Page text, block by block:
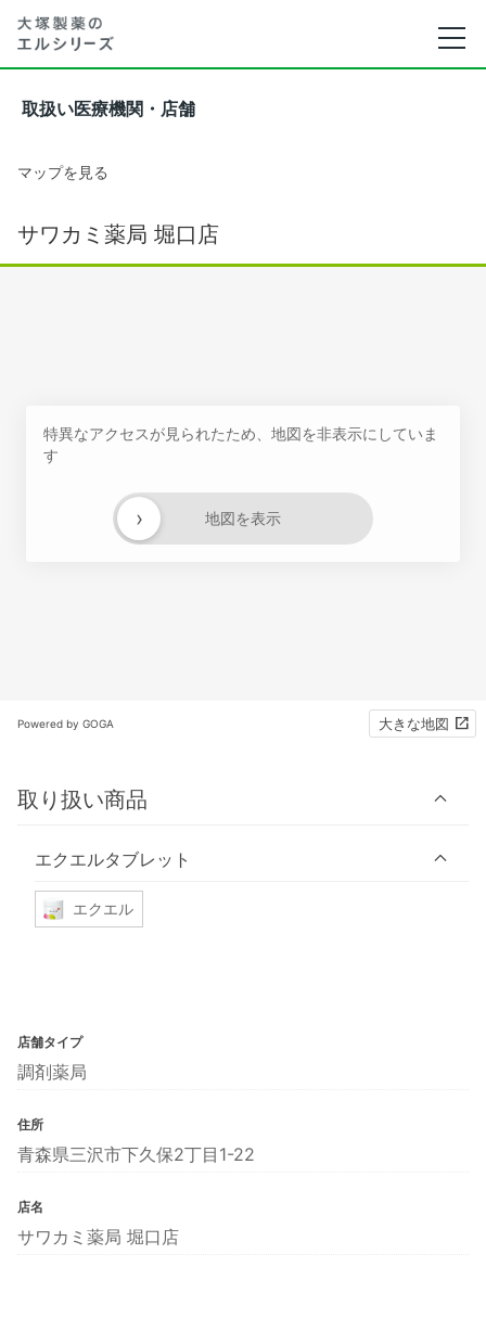
取扱い医療機関・店舗
マップを見る
サワカミ薬局 堀口店
特異なアクセスが見られたため、地図を非表示にしていま
す
地図を表示
›
Powered by GOGA 大きな地図
取り扱い商品
エクエルタブレット
エクエル
店舗タイプ
調剤薬局
住所
青森県三沢市下久保2丁目1-22
店名
サワカミ薬局 堀口店